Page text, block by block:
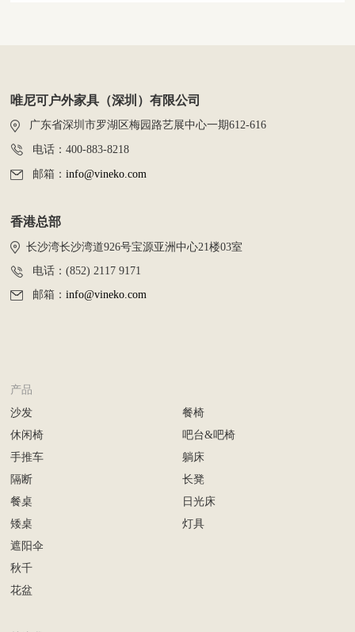
唯尼可户外家具（深圳）有限公司
广东省深圳市罗湖区梅园路艺展中心一期612-616
电话：400-883-8218
邮箱：info@vineko.com
香港总部
长沙湾长沙湾道926号宝源亚洲中心21楼03室
电话：(852) 2117 9171
邮箱：info@vineko.com
产品
沙发
休闲椅
手推车
隔断
餐桌
矮桌
餐椅
吧台&吧椅
躺床
长凳
日光床
灯具
遮阳伞
秋千
花盆